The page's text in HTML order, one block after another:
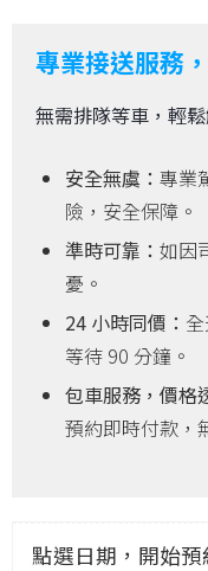
專業接送服務
無需排隊等車，輕
安全無虞： 專業
險，安全保障。
準時可靠： 如因
憂。
24 小時同價：
等待 90 分鐘。
包車服務，價格
預約即時付款，
點選日期，開始預